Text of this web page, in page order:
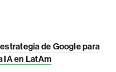
de Google para
IA en LatAm